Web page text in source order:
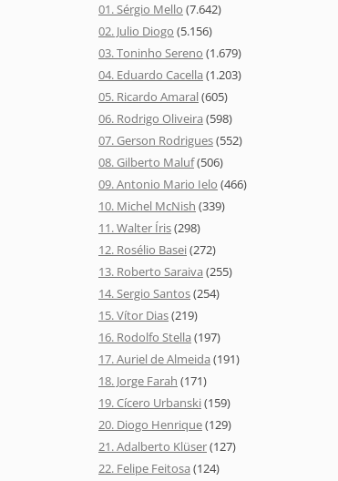
01. Sérgio Mello (7.642)
02. Julio Diogo (5.156)
03. Toninho Sereno (1.679)
04. Eduardo Cacella (1.203)
05. Ricardo Amaral(605)
06. Rodrigo Oliveira (598)
07. Gerson Rodrigues(552)
08. Gilberto Maluf(506)
09. Antonio Mario Ielo (466)
10. Michel McNish (339)
11. Walter Íris(298)
12. Rosélio Basei(272)
13. Roberto Saraiva (255)
14. Sergio Santos(254)
15. Vítor Dias(219)
16. Rodolfo Stella (197)
17. Auriel de Almeida (191)
18. Jorge Farah (171)
19. Cícero Urbanski(159)
20. Diogo Henrique(129)
21. Adalberto Klüser(127)
22. Felipe Feitosa (124)